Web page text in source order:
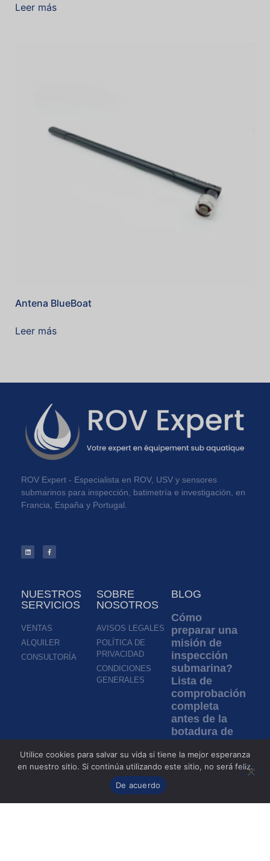
Leer más
Antena BlueBoat
Leer más
ROV Expert - Especialista en ROV, USV y sensores
submarinos para inspección, batimetría e investigación, en
Francia, España y Portugal.
NUESTROS
SERVICIOS
VENTAS
ALQUILER
CONSULTORÍA
SOBRE
NOSOTROS
AVISOS LEGALES
POLÍTICA DE
PRIVACIDAD
CONDICIONES
GENERALES
BLOG
Cómo
preparar una
misión de
inspección
submarina?
Lista de
comprobación
completa
antes de la
botadura de
Leer más »
aguas turbias:
Utilice cookies para salvar su vida si tiene la mejor esperanza
en nuestro sitio. Si continúa utilizando este sitio, no será feliz.
De acuerdo